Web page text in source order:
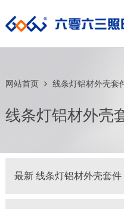
网站首页 线条灯铝材外壳套
线条灯铝材外壳
最新 线条灯铝材外壳套件